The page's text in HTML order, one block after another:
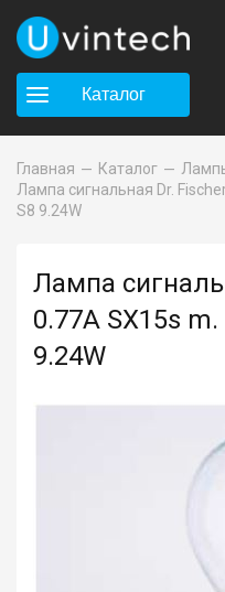
Каталог
Главная Каталог
Лампа сигнальная Dr.
S8 9.24W
Лампа
0.77A SX15s
9.24W